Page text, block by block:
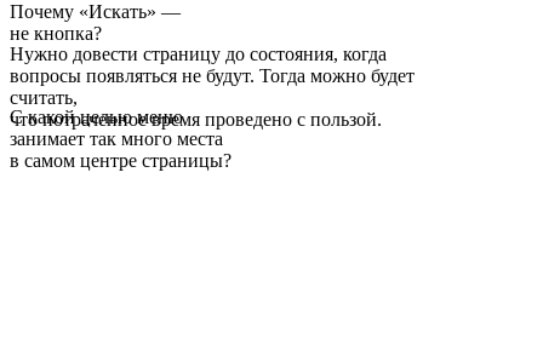
Почему «Искать» —
не кнопка?
Нужно довести страницу до состояния, когда
вопросы появляться не будут. Тогда можно будет
считать,
что потраченное время проведено с пользой.
С какой целью меню
занимает так много места
в самом центре страницы?